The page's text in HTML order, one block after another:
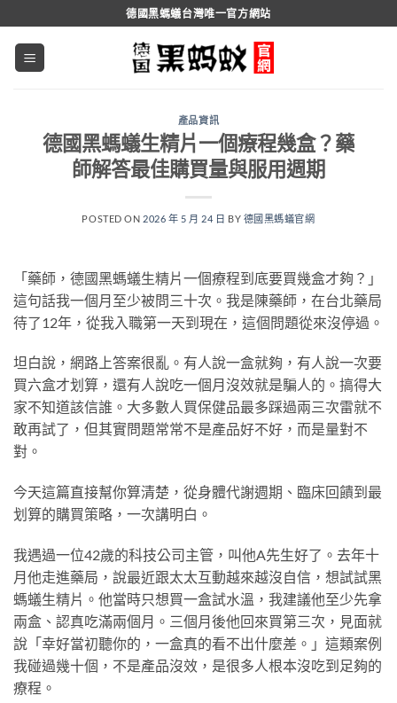
德國黑螞蟻台灣唯一官方網站
產品資訊
德國黑螞蟻生精片一個療程幾盒？藥
師解答最佳購買量與服用週期
POSTED ON 2026 年 5 月 24 日 BY 德國黑螞蟻官網
「藥師，德國黑螞蟻生精片一個療程到底要買幾盒才夠？」
這句話我一個月至少被問三十次。我是陳藥師，在台北藥局
待了12年，從我入職第一天到現在，這個問題從來沒停過。
坦白說，網路上答案很亂。有人說一盒就夠，有人說一次要
買六盒才划算，還有人說吃一個月沒效就是騙人的。搞得大
家不知道該信誰。大多數人買保健品最多踩過兩三次雷就不
敢再試了，但其實問題常常不是產品好不好，而是量對不
對。
今天這篇直接幫你算清楚，從身體代謝週期、臨床回饋到最
划算的購買策略，一次講明白。
我遇過一位42歲的科技公司主管，叫他A先生好了。去年十
月他走進藥局，說最近跟太太互動越來越沒自信，想試試黑
螞蟻生精片。他當時只想買一盒試水溫，我建議他至少先拿
兩盒、認真吃滿兩個月。三個月後他回來買第三次，見面就
說「幸好當初聽你的，一盒真的看不出什麼差。」這類案例
我碰過幾十個，不是產品沒效，是很多人根本沒吃到足夠的
療程。